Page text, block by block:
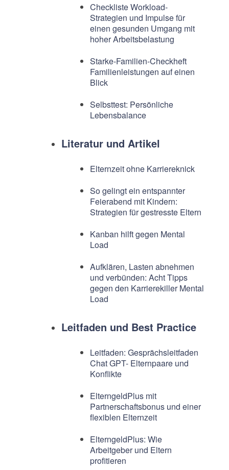
Checkliste Workload-
Strategien und Impulse für
einen gesunden Umgang mit
hoher Arbeitsbelastung
Starke-Familien-Checkheft
Familienleistungen auf einen
Blick
Selbsttest: Persönliche
Lebensbalance
Literatur und Artikel
Elternzeit ohne Karriereknick
So gelingt ein entspannter
Feierabend mit Kindern:
Strategien für gestresste Eltern
Kanban hilft gegen Mental
Load
Aufklären, Lasten abnehmen
und verbünden: Acht Tipps
gegen den Karrierekiller Mental
Load
Leitfaden und Best Practice
Leitfaden: Gesprächsleitfaden
Chat GPT- Elternpaare und
Konflikte
ElterngeldPlus mit
Partnerschaftsbonus und einer
flexiblen Elternzeit
ElterngeldPlus: Wie
Arbeitgeber und Eltern
profitieren